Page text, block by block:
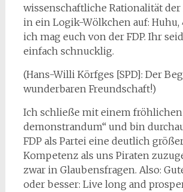
wissenschaftliche Rationalität der
in ein Logik-Wölkchen auf: Huhu,
ich mag euch von der FDP. Ihr
einfach schnucklig.
(Hans-Willi Körfges [SPD]: Der
wunderbaren Freundschaft!)
Ich schließe mit einem fröhlichen
demonstrandum“ und bin
FDP als Partei eine deutlich
Kompetenz als uns Piraten
zwar in Glaubensfragen. Also:
oder besser: Live long and